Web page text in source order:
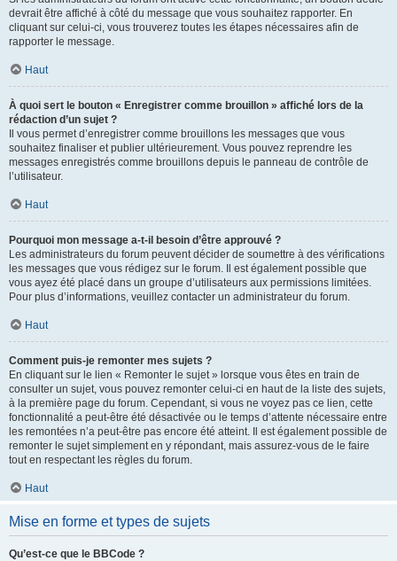
devrait être affiché à côté du message que vous souhaitez rapporter. En
cliquant sur celui-ci, vous trouverez toutes les étapes nécessaires afin de
rapporter le message.
Haut
À quoi sert le bouton « Enregistrer comme brouillon » affiché lors de la
rédaction d’un sujet ?
Il vous permet d’enregistrer comme brouillons les messages que vous
souhaitez finaliser et publier ultérieurement. Vous pouvez reprendre les
messages enregistrés comme brouillons depuis le panneau de contrôle de
l’utilisateur.
Haut
Pourquoi mon message a-t-il besoin d’être approuvé ?
Les administrateurs du forum peuvent décider de soumettre à des vérifications
les messages que vous rédigez sur le forum. Il est également possible que
vous ayez été placé dans un groupe d’utilisateurs aux permissions limitées.
Pour plus d’informations, veuillez contacter un administrateur du forum.
Haut
Comment puis-je remonter mes sujets ?
En cliquant sur le lien « Remonter le sujet » lorsque vous êtes en train de
consulter un sujet, vous pouvez remonter celui-ci en haut de la liste des sujets,
à la première page du forum. Cependant, si vous ne voyez pas ce lien, cette
fonctionnalité a peut-être été désactivée ou le temps d’attente nécessaire entre
les remontées n’a peut-être pas encore été atteint. Il est également possible de
remonter le sujet simplement en y répondant, mais assurez-vous de le faire
tout en respectant les règles du forum.
Haut
Mise en forme et types de sujets
Qu’est-ce que le BBCode ?